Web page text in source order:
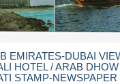
EMIRATES-DUBAI
HOTEL / ARAB
STAMP-NEWSPAPER